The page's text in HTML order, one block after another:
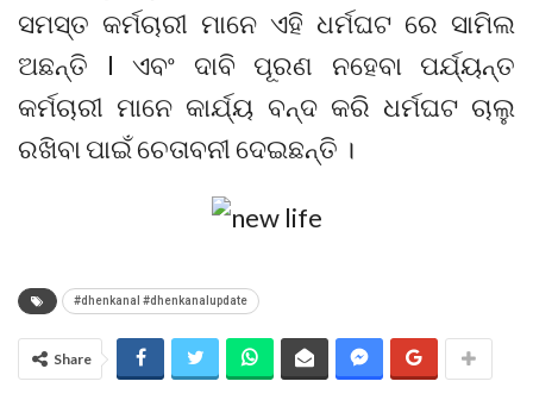
ସମସ୍ତ କର୍ମଚାରୀ ମାନେ ଏହି ଧର୍ମଘଟ ରେ ସାମିଲ
ଅଛନ୍ତି l ଏବଂ ଦାବି ପୂରଣ ନହେବା ପର୍ଯ୍ୟନ୍ତ
କର୍ମଚାରୀ ମାନେ କାର୍ଯ୍ୟ ବନ୍ଦ କରି ଧର୍ମଘଟ ଚାଲୁ
ରଖିବା ପାଇଁ ଚେତାବନୀ ଦେଇଛନ୍ତି ।
#dhenkanal #dhenkanalupdate
Share